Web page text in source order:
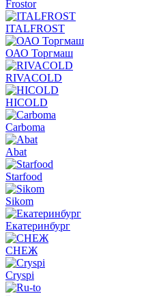
Frostor
ITALFROST
ОАО Торгмаш
RIVACOLD
HICOLD
Carboma
Abat
Starfood
Sikom
Екатеринбург
СНЕЖ
Cryspi